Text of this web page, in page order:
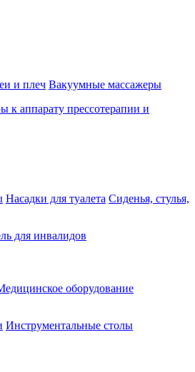
и плеч Вакуумные массажеры
к аппарату прессотерапии и
Насадки для туалета Сиденья, стулья,
для инвалидов
оборудование
Инструментальные столы